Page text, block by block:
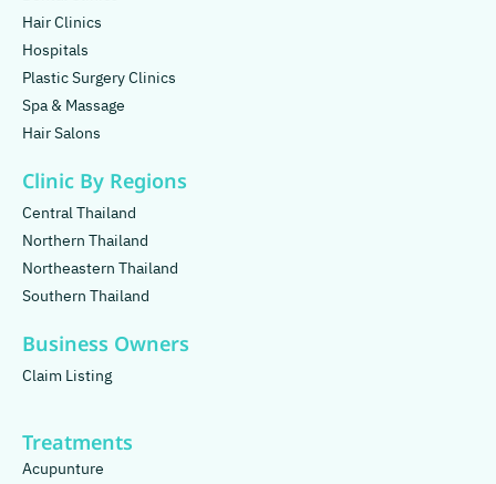
Hair Clinics
Hospitals
Plastic Surgery Clinics
Spa & Massage
Hair Salons
Clinic By Regions
Central Thailand
Northern Thailand
Northeastern Thailand
Southern Thailand
Business Owners
Claim Listing
Treatments
Acupunture